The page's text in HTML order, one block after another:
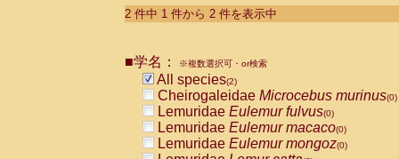
AtelidaeAlouatta fusca
AtelidaeAlouatta seniculus
AtelidaeAteles belzebuth
AtelidaeAteles geoffroyi
AtelidaeAteles paniscus(0)
AtelidaeAtelesspp. (0)
AtelidaeLagothrix lagothricha
AtelidaeLagothrix lagothricha cana
PitheciidaeCacajao calvus
2 件中 1 件から 2 件を表示中
■学名： ※複数選択可・or検索
All species(2)
Cheirogaleidae Microcebus murinus(0)
Lemuridae Eulemur fulvus(0)
Lemuridae Eulemur macaco(0)
Lemuridae Eulemur mongoz(0)